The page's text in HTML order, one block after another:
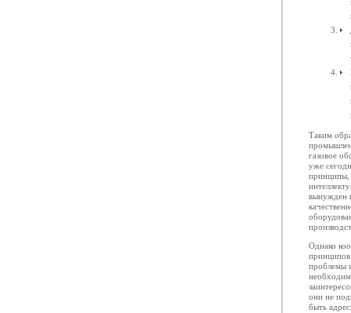
Таким
газовое
уже
принципы,
вынужден
Однако
проблемы
они не
быть